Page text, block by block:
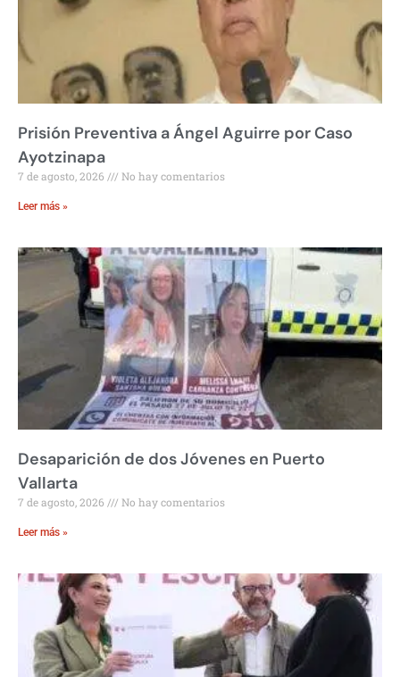
Prisión Preventiva a Ángel Aguirre por Caso
Ayotzinapa
7 de agosto, 2026 No hay comentarios
Leer más »
Desaparición de dos Jóvenes en Puerto
Vallarta
7 de agosto, 2026 No hay comentarios
Leer más »